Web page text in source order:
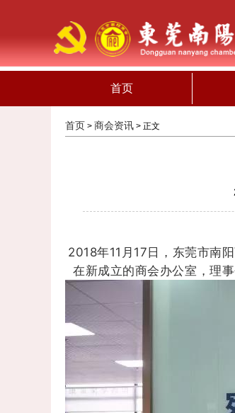
首页
首页 > 商会资讯 > 正文
2018年11月17日，东莞市南
在新成立的商会办公室，理